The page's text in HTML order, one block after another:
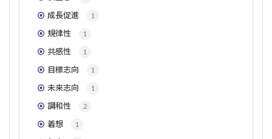
成長促進 1
規律性 1
共感性 1
目標志向 1
未来志向 1
調和性 2
着想 1